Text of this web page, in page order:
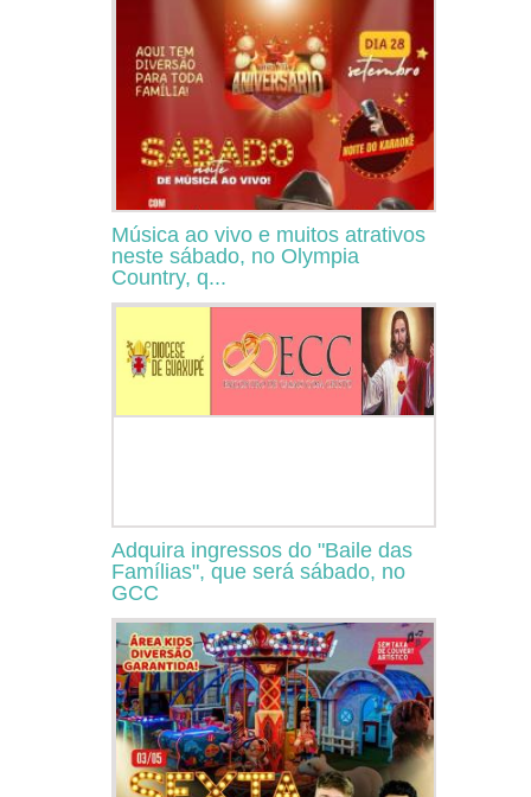
Música ao vivo e muitos atrativos
neste sábado, no Olympia
Country, q...
Adquira ingressos do "Baile das
Famílias", que será sábado, no
GCC